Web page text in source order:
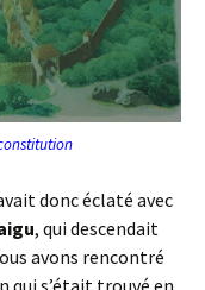
donc éclaté avec
, qui descendait
avons rencontré
qui s’était trouvé en